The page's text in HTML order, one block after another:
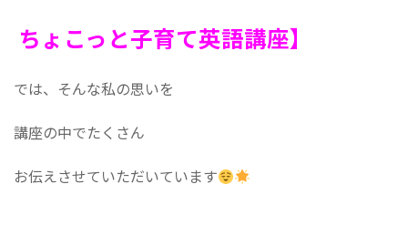
ちょこっと子育て英語講座】
では、そんな私の思いを
講座の中でたくさん
お伝えさせていただいています